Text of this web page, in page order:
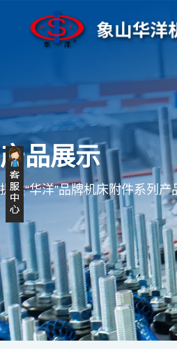
产品展示
提供“华洋”品牌机床附件系列产